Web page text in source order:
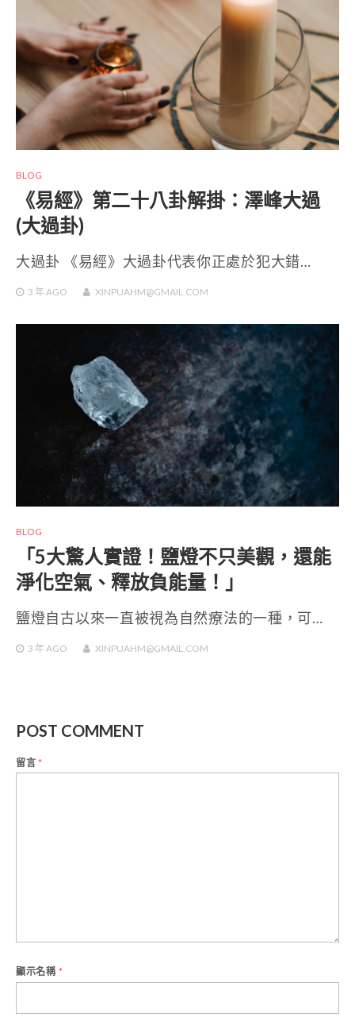
BLOG
《易經》第二十八卦解掛：澤峰大過
(大過卦)
大過卦 《易經》大過卦代表你正處於犯大錯…
3 年AGO XINPUAHM@GMAIL.COM
BLOG
「5大驚人實證！鹽燈不只美觀，還能
淨化空氣、釋放負能量！」
鹽燈自古以來一直被視為自然療法的一種，可…
3 年AGO XINPUAHM@GMAIL.COM
POST COMMENT
留言*
顯示名稱 *